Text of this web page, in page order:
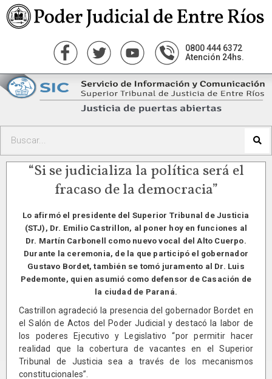
0800 444 6372
Atención 24hs.
“Si se judicializa la política será el
fracaso de la democracia”
Lo afirmó el presidente del Superior Tribunal de Justicia
(STJ), Dr. Emilio Castrillon, al poner hoy en funciones al
Dr. Martín Carbonell como nuevo vocal del Alto Cuerpo.
Durante la ceremonia, de la que participó el gobernador
Gustavo Bordet, también se tomó juramento al Dr. Luis
Pedemonte, quien asumió como defensor de Casación de
la ciudad de Paraná.
Castrillon agradeció la presencia del gobernador Bordet en
el Salón de Actos del Poder Judicial y destacó la labor de
los poderes Ejecutivo y Legislativo “por permitir hacer
realidad que la cobertura de vacantes en el Superior
Tribunal de Justicia sea a través de los mecanismos
constitucionales”.